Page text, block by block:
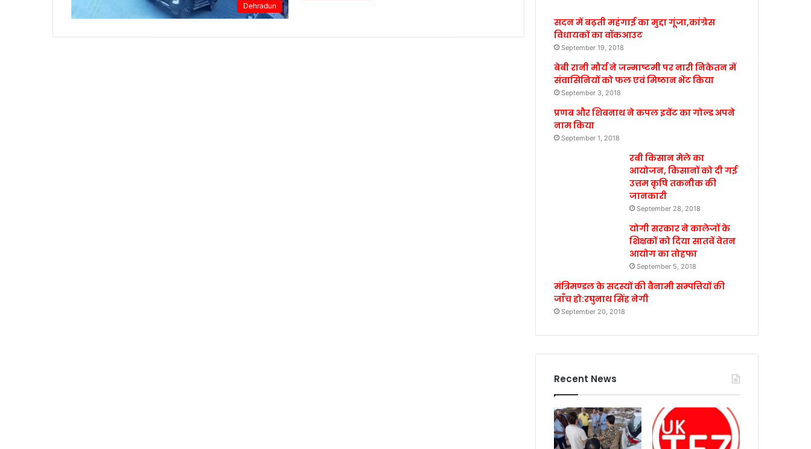
Dehradun
सदन में बढ़ती महंगाई का मुद्दा गूंजा,कांग्रेस
विधायकों का वॉकआउट
September 19, 2018
बेबी रानी मौर्य ने जन्माष्टमी पर नारी निकेतन में
संवासिनियों को फल एवं मिष्ठान भेंट किया
September 3, 2018
प्रणब और शिबनाथ ने कपल इवेंट का गोल्ड अपने
नाम किया
September 1, 2018
रबी किसान मेले का
आयोजन, किसानों को दी गई
उत्तम कृषि तकनीक की
जानकारी
September 28, 2018
योगी सरकार ने कालेजों के
शिक्षकों को दिया सातवें वेतन
आयोग का तोहफा
September 5, 2018
मंत्रिमण्डल के सदस्यों की बैनामी सम्पत्तियों की
जाँच हो:रघुनाथ सिंह नेगी
September 20, 2018
Recent News